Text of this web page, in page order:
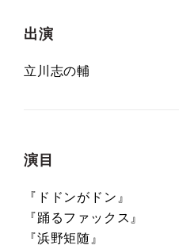
出演
立川志の輔
演目
『ドドンがドン』
『踊るファックス』
『浜野矩随』